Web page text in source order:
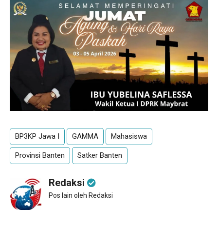
BP3KP Jawa I GAMMA Mahasiswa
Provinsi Banten Satker Banten
Redaksi
Pos lain oleh Redaksi